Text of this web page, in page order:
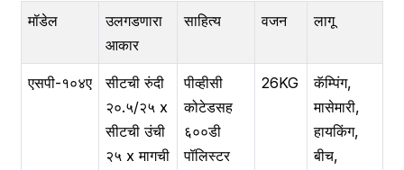
मॉडेल
उलगडणारा
आकार
साहित्य वजन लागू
एसपी-१०४ए
सीटची रुंदी
२०.५/२५ x
सीटची उंची
२५ x मागची
पीव्हीसी
कोटेडसह
६००डी
पॉलिस्टर
26KG
कॅम्पिंग,
मासेमारी,
हायकिंग,
बीच,